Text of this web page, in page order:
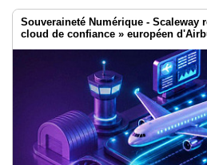
Souveraineté Numérique - Scaleway
cloud de confiance » européen